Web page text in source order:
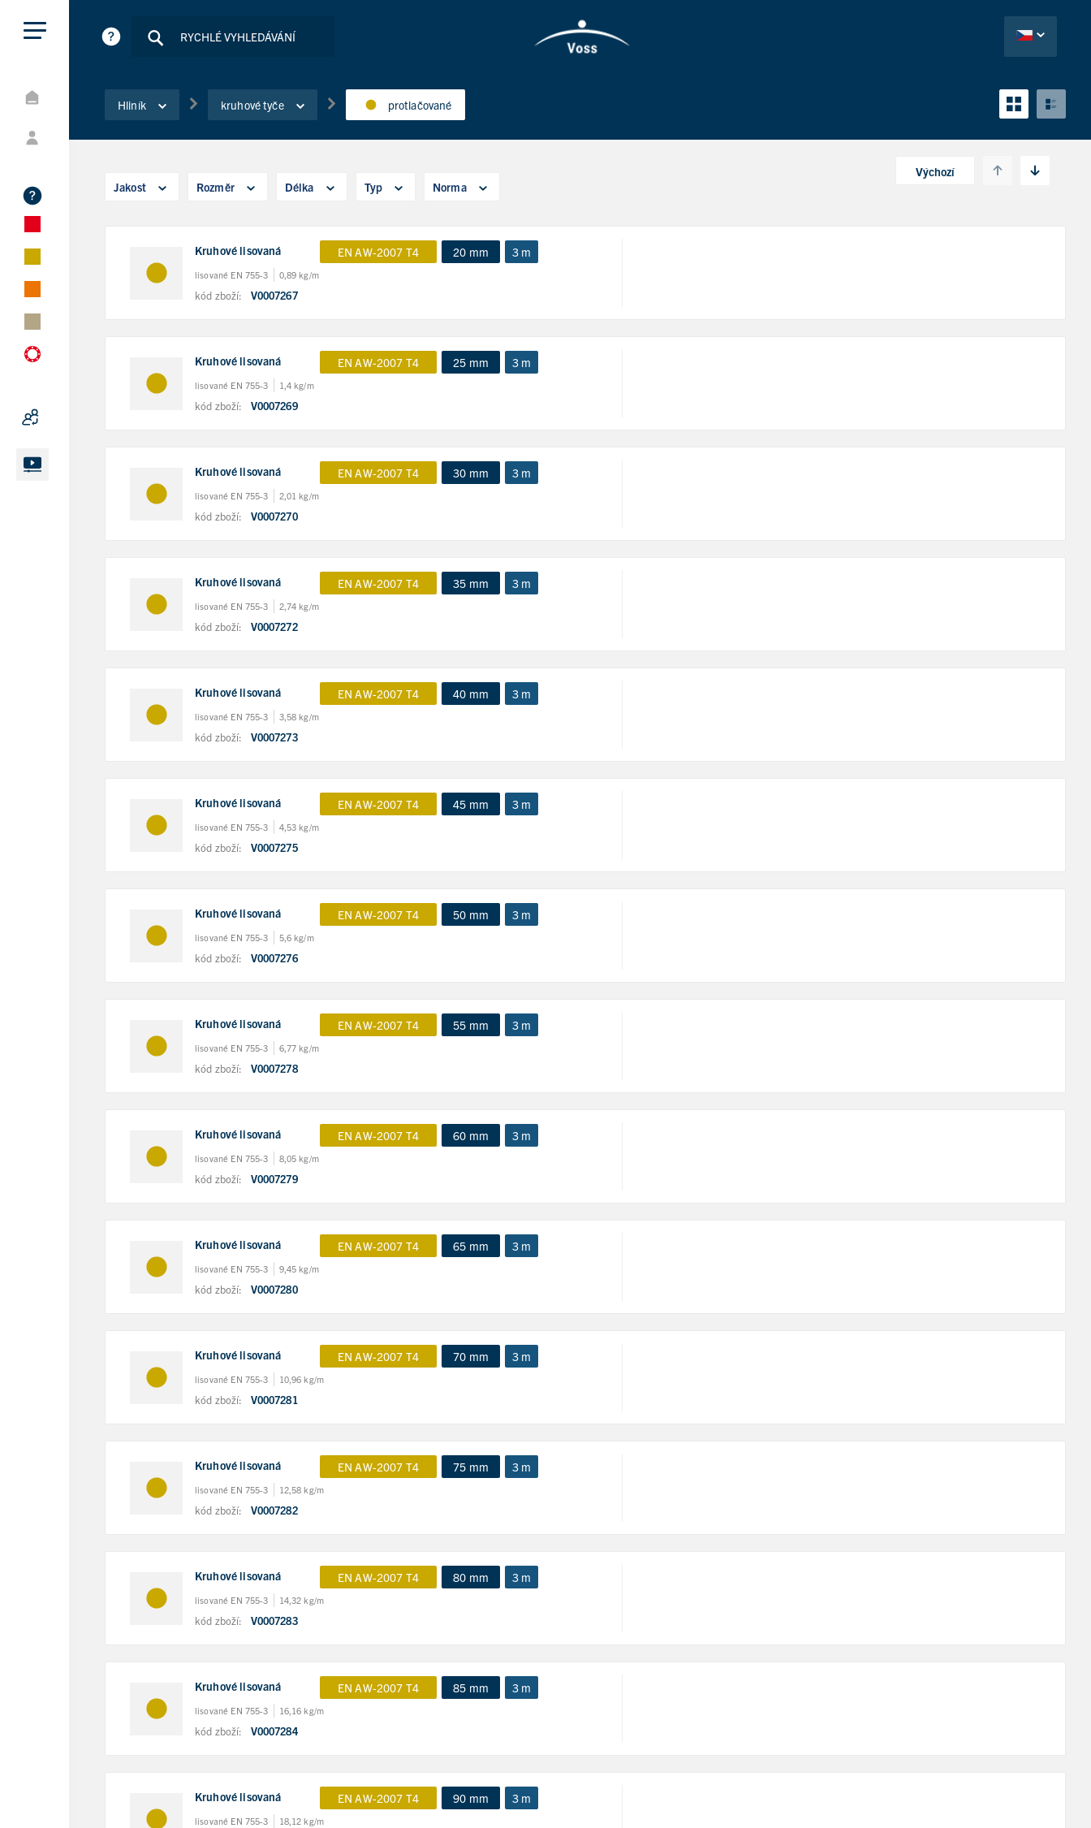
Hliník kruhové tyče protlačované
Jakost Rozměr Délka Typ Norma
Kruhové lisovaná EN AW-2007 T4 20 mm 3 m
lisované EN 755-3 0,89 kg/m
kód zboží: V0007267
Kruhové lisovaná EN AW-2007 T4 25 mm 3 m
lisované EN 755-3 1,4 kg/m
kód zboží: V0007269
Kruhové lisovaná EN AW-2007 T4 30 mm 3 m
lisované EN 755-3 2,01 kg/m
kód zboží: V0007270
Kruhové lisovaná EN AW-2007 T4 35 mm 3 m
lisované EN 755-3 2,74 kg/m
kód zboží: V0007272
Kruhové lisovaná EN AW-2007 T4 40 mm 3 m
lisované EN 755-3 3,58 kg/m
kód zboží: V0007273
Kruhové lisovaná EN AW-2007 T4 45 mm 3 m
lisované EN 755-3 4,53 kg/m
kód zboží: V0007275
Kruhové lisovaná EN AW-2007 T4 50 mm 3 m
lisované EN 755-3 5,6 kg/m
kód zboží: V0007276
Kruhové lisovaná EN AW-2007 T4 55 mm 3 m
lisované EN 755-3 6,77 kg/m
kód zboží: V0007278
Kruhové lisovaná EN AW-2007 T4 60 mm 3 m
lisované EN 755-3 8,05 kg/m
kód zboží: V0007279
Kruhové lisovaná EN AW-2007 T4 65 mm 3 m
lisované EN 755-3 9,45 kg/m
kód zboží: V0007280
Kruhové lisovaná EN AW-2007 T4 70 mm 3 m
lisované EN 755-3 10,96 kg/m
kód zboží: V0007281
Kruhové lisovaná EN AW-2007 T4 75 mm 3 m
lisované EN 755-3 12,58 kg/m
kód zboží: V0007282
Kruhové lisovaná EN AW-2007 T4 80 mm 3 m
lisované EN 755-3 14,32 kg/m
kód zboží: V0007283
Kruhové lisovaná EN AW-2007 T4 85 mm 3 m
lisované EN 755-3 16,16 kg/m
kód zboží: V0007284
Kruhové lisovaná EN AW-2007 T4 90 mm 3 m
lisované EN 755-3 18,12 kg/m